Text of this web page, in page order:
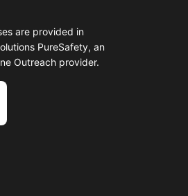
are provided in
PureSafety, an
Outreach provider.